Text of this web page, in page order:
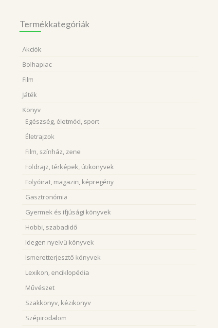
Termékkategóriák
Akciók
Bolhapiac
Film
Játék
Könyv
Egészség, életmód, sport
Életrajzok
Film, színház, zene
Földrajz, térképek, útikönyvek
Folyóirat, magazin, képregény
Gasztronómia
Gyermek és ifjúsági könyvek
Hobbi, szabadidő
Idegen nyelvű könyvek
Ismeretterjesztő könyvek
Lexikon, enciklopédia
Művészet
Szakkönyv, kézikönyv
Szépirodalom